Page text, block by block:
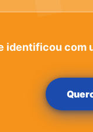
identificou com